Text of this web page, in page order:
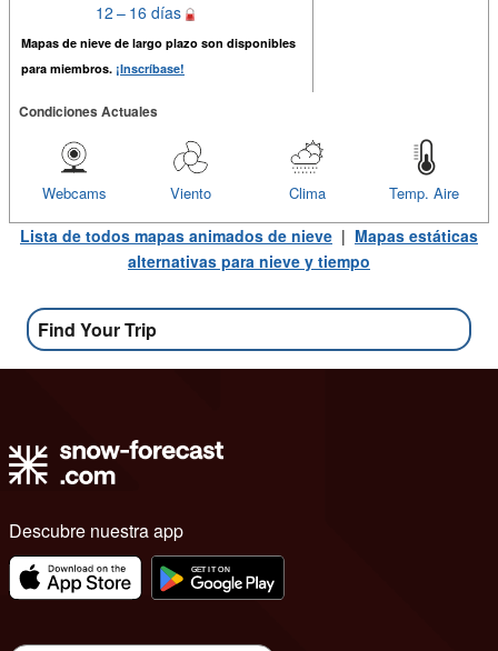
12 – 16 días
Mapas de nieve de largo plazo son disponibles
para miembros. ¡Inscríbase!
Condiciones Actuales
Temp. Aire
Clima
Viento
Webcams
Lista de todos mapas animados de nieve | Mapas estáticas
alternativas para nieve y tiempo
Find Your Trip
Descubre nuestra app